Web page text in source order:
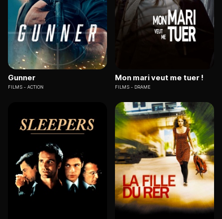
Gunner
FILMS ACTION
Mon mari veut me tuer !
FILMS DRAME